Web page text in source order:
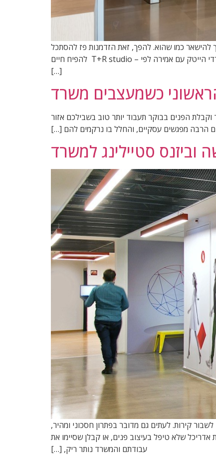
כמו שהוא. להפך, זאת הזדמנות פז להסתכל
במבט חדש ורענן על חלל המשרד, ולעשות בו כמה שינויים, כדי שהמשרד "יעבוד", יותר טוב בשבילכם עצות שימושיות לעיצוב משרדי הייטק עם אמירה לפי – T+R studio להפיח חיים
[…]
כשמעצבים משרד
הפנים בבוקר תעבוד יותר טוב בשבילכם אזור
הרבה מפגשים עסקיים, והחלל בו נרקמים להם […]
וביזנס סטיילינג למשרד
קירות. לעתים גם מדובר בפתרון חסכוני ומהיר,
שלא טיפל בעיצוב פנים, או קבלן שסיימו את
עבודתם והמשרד נותר ריק, […]